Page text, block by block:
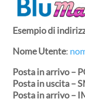
Esempio di
Nome Utente:
Posta in arrivo –
Posta in uscita –
Posta in arrivo –